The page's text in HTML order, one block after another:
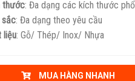
thước: Đa dạng các kích thước
sắc: Đa dạng theo yêu cầu
liệu: Gỗ/ Thép/ Inox/ Nhựa
MUA HÀNG NHANH